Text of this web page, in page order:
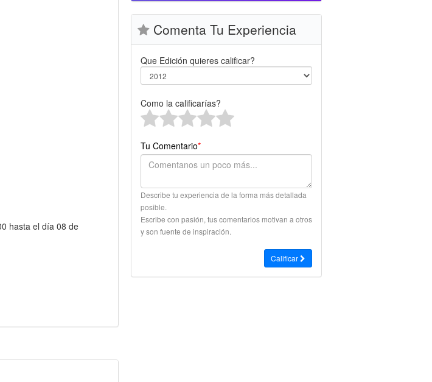
hasta el día 08 de
Comenta Tu Experiencia
Que Edición quieres calificar?
Como la calificarías?
Tu Comentario*
Describe tu experiencia de la forma más detallada
posible.
Escribe con pasión, tus comentarios motivan a otros
y son fuente de inspiración.
Calificar